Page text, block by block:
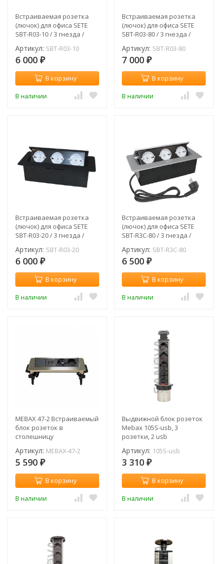
Встраиваемая розетка
(лючок) для офиса SETE
SBT-R03-10 / 3 гнезда /
Артикул: SBT-R03-10
6 000 ₽
В корзину
В наличии
Встраиваемая розетка
(лючок) для офиса SETE
SBT-R03-80 / 3 гнезда /
Артикул: SBT-R03-80
7 000 ₽
В корзину
В наличии
Встраиваемая розетка
(лючок) для офиса SETE
SBT-R03-20 / 3 гнезда /
Артикул: SBT-R03-20
6 000 ₽
В корзину
В наличии
Встраиваемая розетка
(лючок) для офиса SETE
SBT-R3C-80 / 3 гнезда /
Артикул: SBT-R3C-80
6 500 ₽
В корзину
В наличии
MEBAX 47-2 Встраиваемый
блок розеток в
столешницу
Артикул: MEBAX-47-2
5 590 ₽
В корзину
В наличии
Выдвижной блок розеток
Mebax 105S-usb, 3
розетки, 2 usb
Артикул: 105S-usb
3 310 ₽
В корзину
В наличии